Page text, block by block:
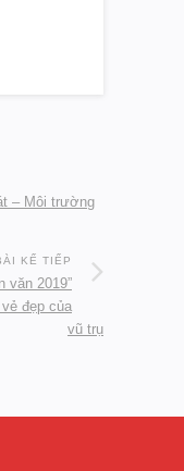
– Môi trường
KẾ TIẾP
văn 2019”
đẹp của
vũ trụ